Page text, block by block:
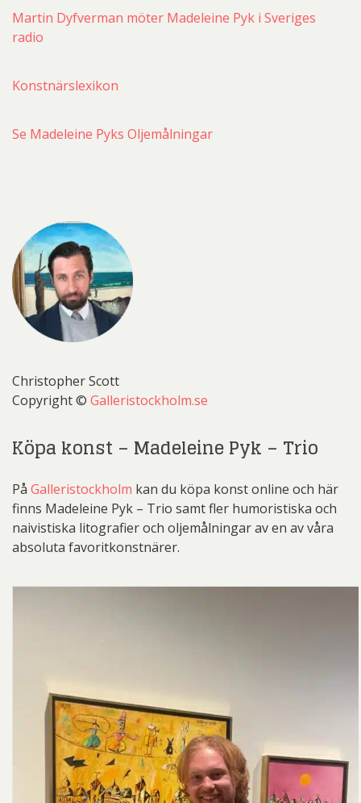
Martin Dyfverman möter Madeleine Pyk i Sveriges
radio
Konstnärslexikon
Se Madeleine Pyks Oljemålningar
Christopher Scott
Copyright © Galleristockholm.se
Köpa konst – Madeleine Pyk – Trio
På Galleristockholm kan du köpa konst online och här
finns Madeleine Pyk – Trio samt fler humoristiska och
naivistiska litografier och oljemålningar av en av våra
absoluta favoritkonstnärer.